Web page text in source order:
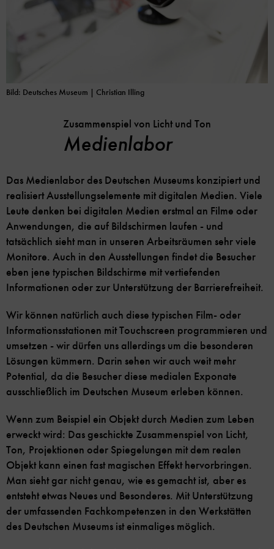
Bild: Deutsches Museum | Christian Illing
Zusammenspiel von Licht und Ton
Medienlabor
Das Medienlabor des Deutschen Museums konzipiert und
realisiert Ausstellungselemente mit digitalen Medien. Viele
Leute denken bei digitalen Medien erstmal an Filme oder
Anwendungen, die auf Bildschirmen laufen - und
tatsächlich sieht man in unseren Arbeitsräumen sehr viele
Monitore. Auch in den Ausstellungen findet die Besucher
eben jene typischen Bildschirme mit vertiefenden
Informationen oder zur Unterstützung der Barrierefreiheit.
Wir können natürlich auch diese typischen Film- oder
Informationsstationen mit Touchscreen programmieren und
umsetzen - wir dürfen uns allerdings um die besonderen
Lösungen kümmern. Darin sehen wir auch weit mehr
Potential, da die Besucher diese medialen Exponate
ausschließlich im Deutschen Museum erleben können.
Wenn zum Beispiel ein Objekt durch Medien zum Leben
erweckt wird: Das geschickte Zusammenspiel von Licht,
Ton, Projektionen oder Spiegelungen mit dem realen
Objekt kann einen fast magischen Effekt hervorbringen.
Man sieht gar nicht genau, wie es gemacht ist, aber es
entsteht etwas Neues und Besonderes. Mit Unterstützung
der umfassenden Fachkompetenzen in den Werkstätten
des Deutschen Museums ist einmaliges möglich.